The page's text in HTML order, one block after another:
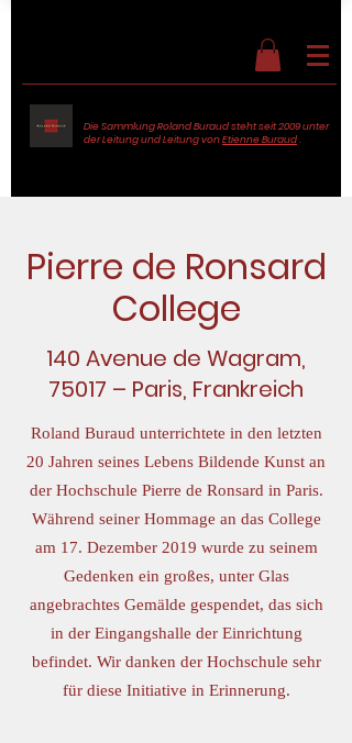
Die Sammlung Roland Buraud steht seit 2009 unter
der Leitung und Leitung vonEtienne Buraud.
Pierre de Ronsard
College
140 Avenue de Wagram,
75017 – Paris, Frankreich
Roland Buraud unterrichtete in den letzten
20 Jahren seines Lebens Bildende Kunst an
der Hochschule Pierre de Ronsard in Paris.
Während seiner Hommage an das College
am 17. Dezember 2019 wurde zu seinem
Gedenken ein großes, unter Glas
angebrachtes Gemälde gespendet, das sich
in der Eingangshalle der Einrichtung
befindet. Wir danken der Hochschule sehr
für diese Initiative in Erinnerung.